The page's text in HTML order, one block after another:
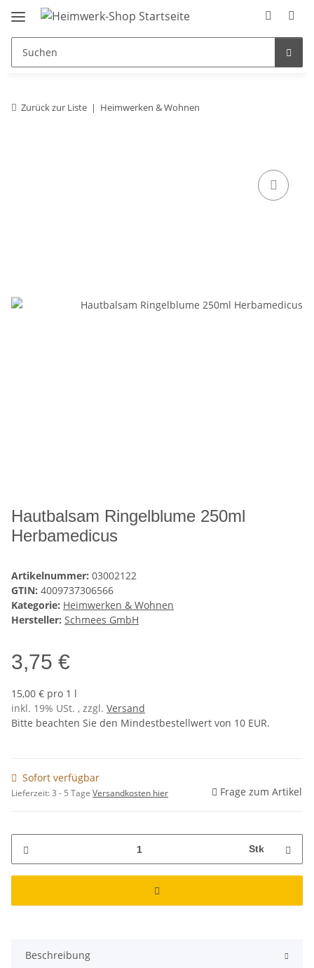
Zurück zur Liste Heimwerken & Wohnen
Hautbalsam Ringelblume 250ml
Herbamedicus
Artikelnummer: 03002122
GTIN: 4009737306566
Kategorie: Heimwerken & Wohnen
Hersteller: Schmees GmbH
3,75 €
15,00 € pro 1 l
inkl. 19% USt. , zzgl. Versand
Bitte beachten Sie den Mindestbestellwert von 10 EUR.
Sofort verfügbar
Lieferzeit:3 - 5 Tage Versandkosten hier Frage zum Artikel
Stk
Beschreibung